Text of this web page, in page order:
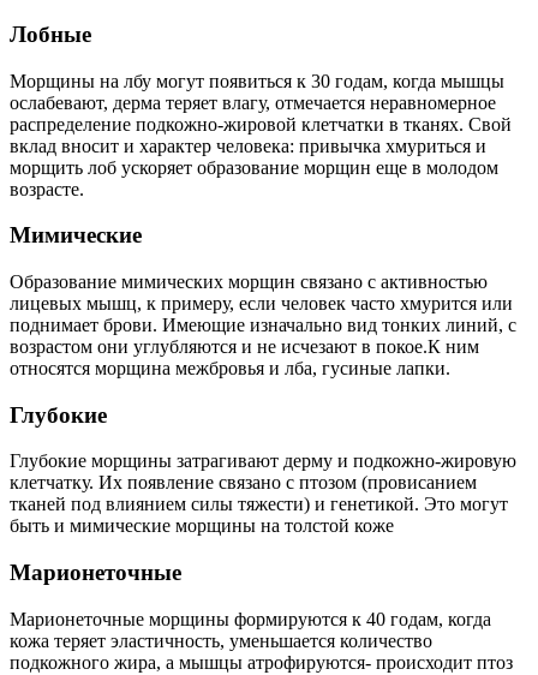
Лобные
Морщины на лбу могут появиться к 30 годам, когда мышцы
ослабевают, дерма теряет влагу, отмечается неравномерное
распределение подкожно-жировой клетчатки в тканях. Свой
вклад вносит и характер человека: привычка хмуриться и
морщить лоб ускоряет образование морщин еще в молодом
возрасте.
Мимические
Образование мимических морщин связано с активностью
лицевых мышц, к примеру, если человек часто хмурится или
поднимает брови. Имеющие изначально вид тонких линий, с
возрастом они углубляются и не исчезают в покое.К ним
относятся морщина межбровья и лба, гусиные лапки.
Глубокие
Глубокие морщины затрагивают дерму и подкожно-жировую
клетчатку. Их появление связано с птозом (провисанием
тканей под влиянием силы тяжести) и генетикой. Это могут
быть и мимические морщины на толстой коже
Марионеточные
Марионеточные морщины формируются к 40 годам, когда
кожа теряет эластичность, уменьшается количество
подкожного жира, а мышцы атрофируются- происходит птоз